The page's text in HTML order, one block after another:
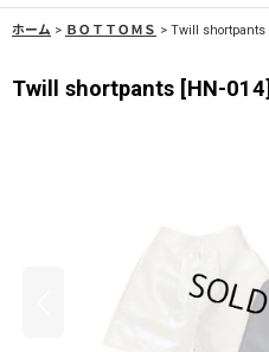
ホーム > ＢＯＴＴＯＭＳ > Twill shortpants
Twill shortpants [HN-014]